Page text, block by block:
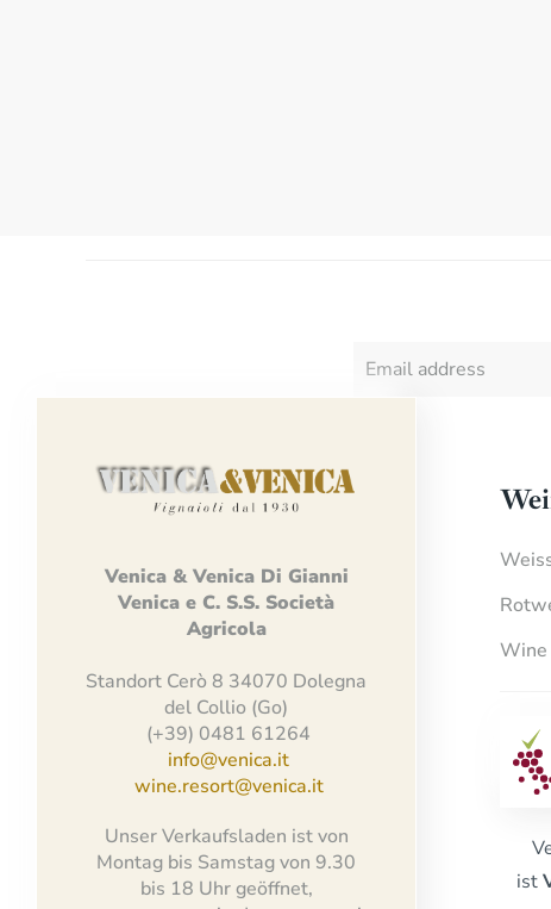
Venica &Venica Di Gianni
VenicaeC. S.S. Società
Agricola
Standort Cerò 8 34070 Dolegna
del Collio (Go)
(+39) 0481 61264
info@venica.it
wine.resort@venica.it
Unser Verkaufsladen ist von
Montag bis Samstag von 9.30
bis 18 Uhr geöffnet,
Wine
ist